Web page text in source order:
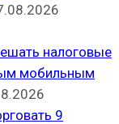
налоговые
мобильным
9